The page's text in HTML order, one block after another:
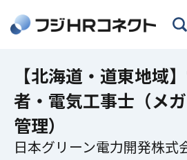
【北海道・道東地域
者・電気工事士（メ
管理）
日本グリーン電力開発株式